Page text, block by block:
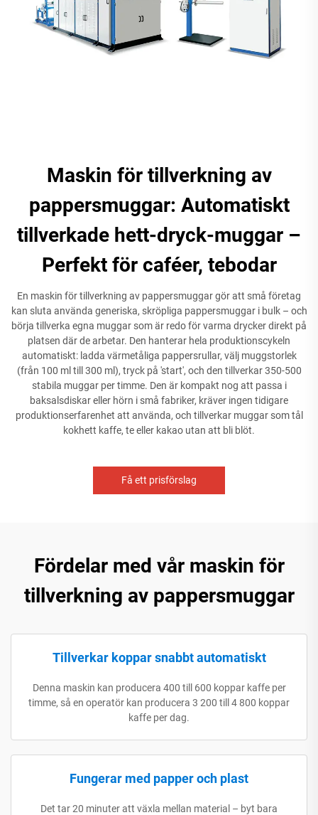
Maskin för tillverkning av
pappersmuggar: Automatiskt
tillverkade hett-dryck-muggar –
Perfekt för caféer, tebodar
En maskin för tillverkning av pappersmuggar gör att små företag
kan sluta använda generiska, skröpliga pappersmuggar i bulk – och
börja tillverka egna muggar som är redo för varma drycker direkt på
platsen där de arbetar. Den hanterar hela produktionscykeln
automatiskt: ladda värmetåliga pappersrullar, välj muggstorlek
(från 100 ml till 300 ml), tryck på 'start', och den tillverkar 350-500
stabila muggar per timme. Den är kompakt nog att passa i
baksalsdiskar eller hörn i små fabriker, kräver ingen tidigare
produktionserfarenhet att använda, och tillverkar muggar som tål
kokhett kaffe, te eller kakao utan att bli blöt.
Få ett prisförslag
Fördelar med vår maskin för
tillverkning av pappersmuggar
Tillverkar koppar snabbt automatiskt
Denna maskin kan producera 400 till 600 koppar kaffe per
timme, så en operatör kan producera 3 200 till 4 800 koppar
kaffe per dag.
Fungerar med papper och plast
Det tar 20 minuter att växla mellan material – byt bara